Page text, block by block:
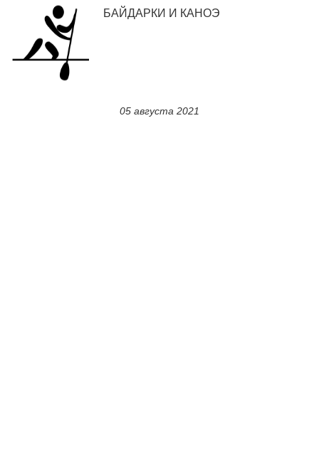
БАЙДАРКИ И КАНОЭ
05 августа 2021